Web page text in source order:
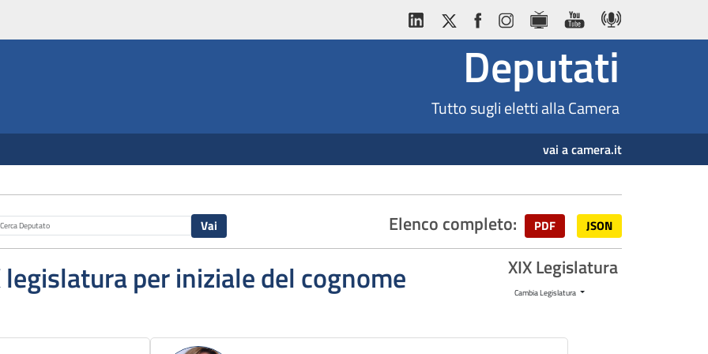
Deputati
Tutto sugli eletti alla Camera
vai a camera.it
Elenco completo: PDF JSON
per iniziale del cognome XIX Legislatura
Cambia Legislatura